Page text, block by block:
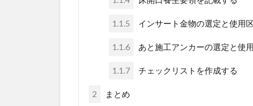
1.1.5 インサート金物の選定と使用
1.1.6 あと施工アンカーの選定と使
1.1.7 チェックリストを作成する
2 まとめ